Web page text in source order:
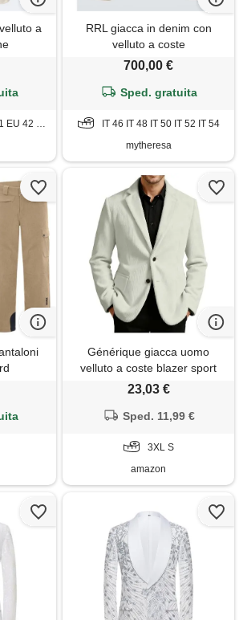
a
EU 43
RRL giacca in denim con
velluto a coste
700,00 €
Sped. gratuita
IT 46 IT 48 IT 50 IT 52 IT 54
mytheresa
Générique giacca uomo
velluto a coste blazer sport
due bottoni asciutto casual
costume chic gilet da sera
autunno inverno moda, beige,
s
23,03 €
Sped. 11,99 €
3XL S
amazon